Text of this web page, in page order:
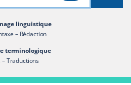
linguistique
– Rédaction
terminologique
Traductions
terminologique